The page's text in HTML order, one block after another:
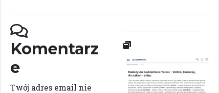
Komentarz
e
Twój adres email nie